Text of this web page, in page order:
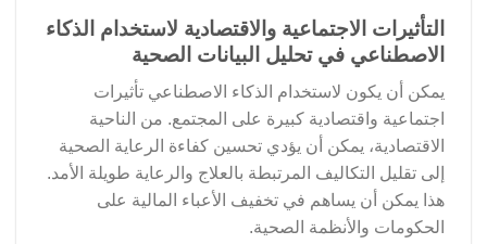
التأثيرات الاجتماعية والاقتصادية لاستخدام الذكاء
الاصطناعي في تحليل البيانات الصحية
يمكن أن يكون لاستخدام الذكاء الاصطناعي تأثيرات
اجتماعية واقتصادية كبيرة على المجتمع. من الناحية
الاقتصادية، يمكن أن يؤدي تحسين كفاءة الرعاية الصحية
إلى تقليل التكاليف المرتبطة بالعلاج والرعاية طويلة الأمد.
هذا يمكن أن يساهم في تخفيف الأعباء المالية على
الحكومات والأنظمة الصحية.